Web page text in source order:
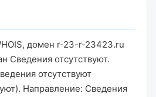
домен r-23-r-23423.ru
Сведения отсутствуют.
отсутствуют
Направление: Сведения